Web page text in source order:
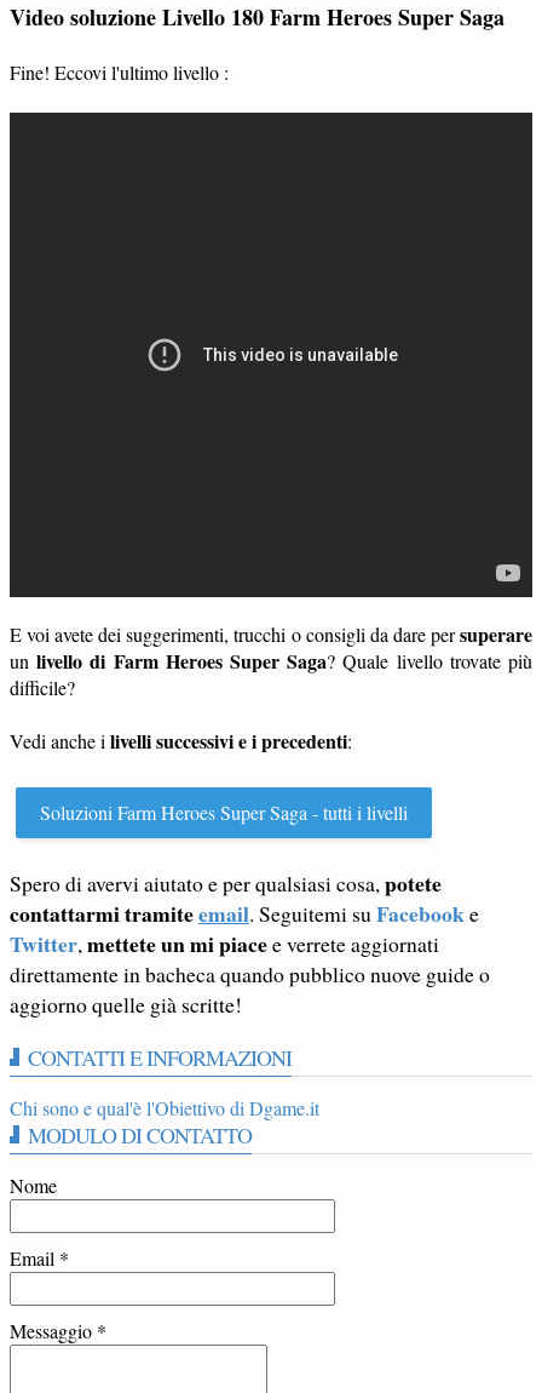
Video soluzione Livello 180 Farm Heroes Super Saga
Fine! Eccovi l'ultimo livello :
E voi avete dei suggerimenti, trucchi o consigli da dare persuperare
unlivello di Farm Heroes Super Saga? Quale livello trovate più
difficile?
Vedi anche i livelli successivi e i precedenti:
Soluzioni Farm Heroes Super Saga - tutti i livelli
Spero di avervi aiutato e per qualsiasi cosa,potete
contattarmi tramiteemail. Seguitemi suFacebooke
Twitter,mettete un mi piacee verrete aggiornati
direttamente in bacheca quando pubblico nuove guide o
aggiorno quelle già scritte!
CONTATTI E INFORMAZIONI
Chi sono e qual'è l'Obiettivo di Dgame.it
MODULO DI CONTATTO
Nome
Email *
Messaggio *